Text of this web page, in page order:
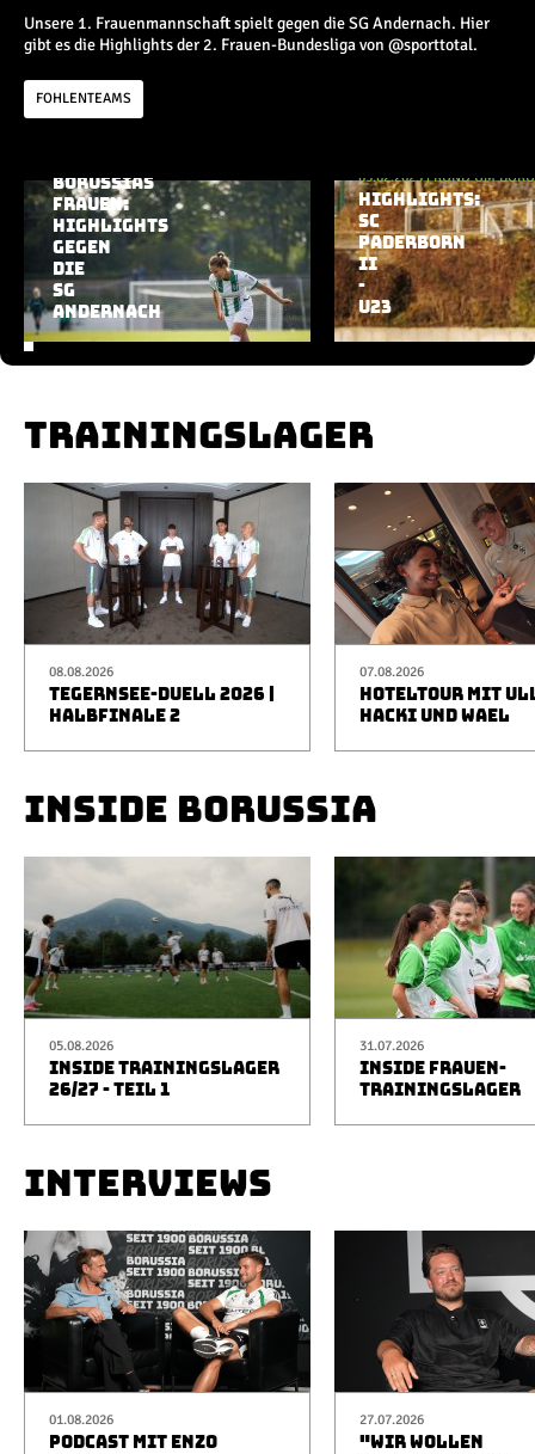
Europa League
Testspiele
News
Interviews
Pressekonferenzen
Rund um Borussia
Trainingslager
Buntes
Unsere 1. Frauenmannschaft spielt gegen die SG Andernach. Hier
gibt es die Highlights der 2. Frauen-Bundesliga von @sporttotal.
FOHLENTEAMS
Aktuelle Playlist
BORUSSIAS
FRAUEN:
HIGHLIGHTS
GEGEN
DIE
SG
ANDERNACH
05.02.2025|RUND UM
HIGHLIGHTS:
SC
PADERBORN
II
-
U23
TRAININGSLAGER
08.08.2026
TEGERNSEE-DUELL 2026 |
HALBFINALE 2
07.08.2026
HOTELTOUR MIT
HACKI UND WAEL
INSIDE BORUSSIA
05.08.2026
INSIDE TRAININGSLAGER
26/27 - TEIL 1
31.07.2026
INSIDE FRAUEN-
TRAININGSLAGER
INTERVIEWS
01.08.2026
PODCAST MIT ENZO
27.07.2026
"WIR WOLLEN